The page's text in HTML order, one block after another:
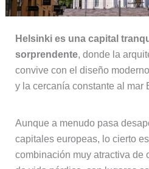
Helsinki es una capital
sorprendente, donde la
convive con el diseño
y la cercanía constante al mar
Aunque a menudo pasa
capitales europeas, lo cierto
combinación muy atractiva de